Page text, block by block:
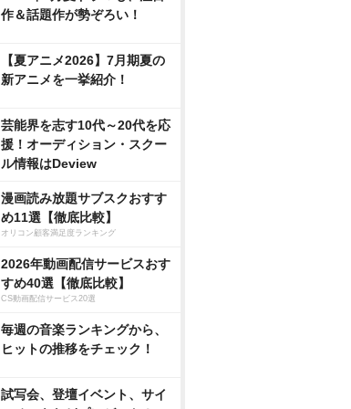
作＆話題作が勢ぞろい！
【夏アニメ2026】7月期夏の
新アニメを一挙紹介！
芸能界を志す10代～20代を応
援！オーディション・スクー
ル情報はDeview
漫画読み放題サブスクおすす
め11選【徹底比較】
オリコン顧客満足度ランキング
2026年動画配信サービスおす
すめ40選【徹底比較】
CS動画配信サービス20選
毎週の音楽ランキングから、
ヒットの推移をチェック！
試写会、登壇イベント、サイ